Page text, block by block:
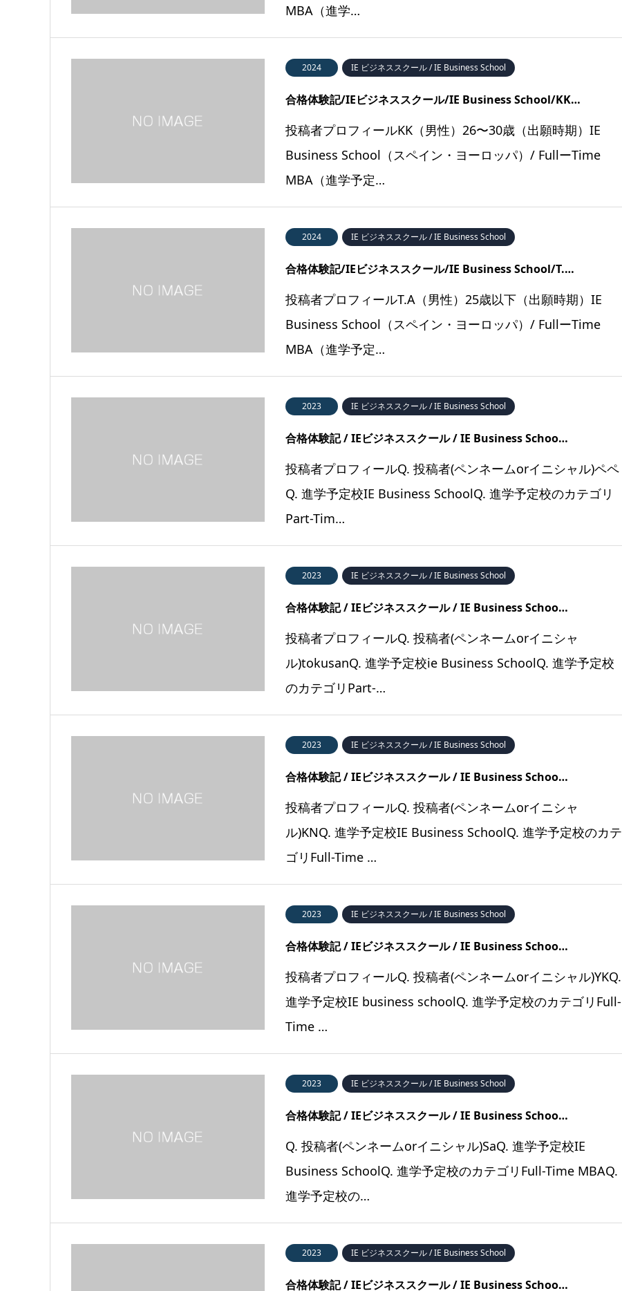
MBA（進学…
2024 IE ビジネススクール / IE Business School
合格体験記/IEビジネススクール/IE Business School/KK…
投稿者プロフィールKK（男性）26〜30歳（出願時期）IE
Business School（スペイン・ヨーロッパ）/ FullーTime
MBA（進学予定…
2024 IE ビジネススクール / IE Business School
合格体験記/IEビジネススクール/IE Business School/T.…
投稿者プロフィールT.A（男性）25歳以下（出願時期）IE
Business School（スペイン・ヨーロッパ）/ FullーTime
MBA（進学予定…
2023 IE ビジネススクール / IE Business School
合格体験記 / IEビジネススクール / IE Business Schoo…
投稿者プロフィールQ. 投稿者(ペンネームorイニシャル)ペペ
Q. 進学予定校IE Business SchoolQ. 進学予定校のカテゴリ
Part-Tim…
2023 IE ビジネススクール / IE Business School
合格体験記 / IEビジネススクール / IE Business Schoo…
投稿者プロフィールQ. 投稿者(ペンネームorイニシャ
ル)tokusanQ. 進学予定校ie Business SchoolQ. 進学予定校
のカテゴリPart-…
2023 IE ビジネススクール / IE Business School
合格体験記 / IEビジネススクール / IE Business Schoo…
投稿者プロフィールQ. 投稿者(ペンネームorイニシャ
ル)KNQ. 進学予定校IE Business SchoolQ. 進学予定校のカテ
ゴリFull-Time …
2023 IE ビジネススクール / IE Business School
合格体験記 / IEビジネススクール / IE Business Schoo…
投稿者プロフィールQ. 投稿者(ペンネームorイニシャル)YKQ.
進学予定校IE business schoolQ. 進学予定校のカテゴリFull-
Time …
2023 IE ビジネススクール / IE Business School
合格体験記 / IEビジネススクール / IE Business Schoo…
Q. 投稿者(ペンネームorイニシャル)SaQ. 進学予定校IE
Business SchoolQ. 進学予定校のカテゴリFull-Time MBAQ.
進学予定校の…
2023 IE ビジネススクール / IE Business School
合格体験記 / IEビジネススクール / IE Business Schoo…